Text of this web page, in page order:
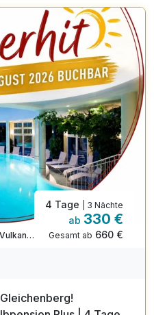
schnell, einfach und
Stil!
Bad Gleichenberg, Thermen- & Vulkanland Steiermark
4 Tage | 3 Nächte
ab 330 €
Gesamt ab 660 €